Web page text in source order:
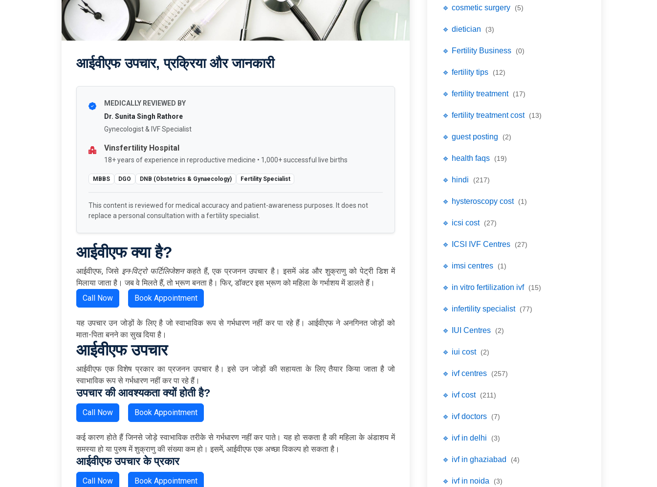
आईवीएफ उपचार, प्रक्रिया और जानकारी
MEDICALLY REVIEWED BY
Dr. Sunita Singh Rathore
Gynecologist & IVF Specialist
Vinsfertility Hospital
18+ years of experience in reproductive medicine • 1,000+ successful live births
MBBS DGO DNB (Obstetrics & Gynaecology) Fertility Specialist
This content is reviewed for medical accuracy and patient-awareness purposes. It does not
replace a personal consultation with a fertility specialist.
आईवीएफ क्या है?
आईवीएफ, जिसे इन-विट्रो फर्टिलिजेशनकहते हैं, एक प्रजनन उपचार है। इसमें अंड और शुक्राणु को पेट्री डिश में
मिलाया जाता है। जब वे मिलते हैं, तो भ्रूण बनता है। फिर, डॉक्टर इस भ्रूण को महिला के गर्भाशय में डालते हैं।
Call Now
Book Appointment
यह उपचार उन जोड़ों के लिए है जो स्वाभाविक रूप से गर्भधारण नहीं कर पा रहे हैं। आईवीएफ ने अनगिनत जोड़ों को
माता-पिता बनने का सुख दिया है।
आईवीएफ उपचार
आईवीएफ एक विशेष प्रकार का प्रजनन उपचार है। इसे उन जोड़ों की सहायता के लिए तैयार किया जाता है जो
स्वाभाविक रूप से गर्भधारण नहीं कर पा रहे हैं।
उपचार की आवश्यकता क्यों होती है?
Call Now Book Appointment
कई कारण होते हैं जिनसे जोड़े स्वाभाविक तरीके से गर्भधारण नहीं कर पाते। यह हो सकता है की महिला के अंडाशय में
समस्या हो या पुरुष में शुक्राणु की संख्या कम हो। इसमें, आईवीएफ एक अच्छा विकल्प हो सकता है।
आईवीएफ उपचार के प्रकार
Call Now Book Appointment
🔹 cosmetic surgery (5)
🔹 dietician (3)
🔹 Fertility Business (0)
🔹 fertility tips (12)
🔹 fertility treatment (17)
🔹 fertility treatment cost (13)
🔹 guest posting (2)
🔹 health faqs (19)
🔹 hindi (217)
🔹 hysteroscopy cost (1)
🔹 icsi cost (27)
🔹 ICSI IVF Centres (27)
🔹 imsi centres (1)
🔹 in vitro fertilization ivf (15)
🔹 infertility specialist (77)
🔹 IUI Centres (2)
🔹 iui cost (2)
🔹 ivf centres (257)
🔹 ivf cost (211)
🔹 ivf doctors (7)
🔹 ivf in delhi (3)
🔹 ivf in ghaziabad (4)
🔹 ivf in noida (3)